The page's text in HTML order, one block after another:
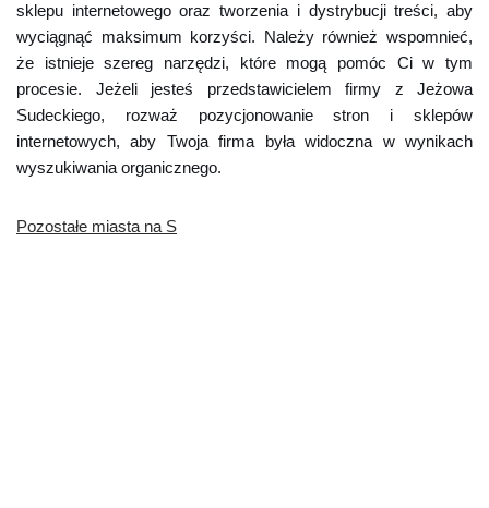
sklepu internetowego oraz tworzenia i dystrybucji treści, aby
wyciągnąć maksimum korzyści. Należy również wspomnieć,
że istnieje szereg narzędzi, które mogą pomóc Ci w tym
procesie. Jeżeli jesteś przedstawicielem firmy z Jeżowa
Sudeckiego, rozważ pozycjonowanie stron i sklepów
internetowych, aby Twoja firma była widoczna w wynikach
wyszukiwania organicznego.
Pozostałe miasta na S